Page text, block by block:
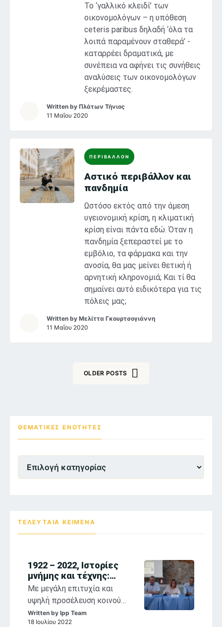
Το ‘γαλλικό κλειδί’ των
οικονομολόγων – η υπόθεση
ceteris paribus δηλαδή ‘όλα τα
λοιπά παραμένουν σταθερά’ -
καταρρέει δραματικά, με
συνέπεια να αφήνει τις συνήθεις
αναλύσεις των οικονομολόγων
ξεκρέμαστες.
Written by Πλάτων Τήνιος
11 Μαΐου 2020
ΠΕΡΙΒΑΛΛΟΝ
Αστικό περιβάλλον και
πανδημία
Ωστόσο εκτός από την άμεση
υγειονομική κρίση, η κλιματική
κρίση είναι πάντα εδώ. Όταν η
πανδημία ξεπεραστεί με το
εμβόλιο, τα φάρμακα και την
ανοσία, θα μας μείνει θετική ή
αρνητική κληρονομιά; Και τί θα
σημαίνει αυτό ειδικότερα για τις
πόλεις μας;
Written by Μελίττα Γκουρτσογιάννη
11 Μαΐου 2020
OLDER POSTS
ΘΕΜΑΤΙΚΕΣ ΕΝΌΤΗΤΕΣ
Ενότητες
ΤΕΛΕΥΤΑΙΑ ΚΕΙΜΕΝΑ
1922 – 2022, Ιστορίες
μνήμης και τέχνης:
αναστοχασμοί στη
θρησκευτική ζωγραφική
των Παπαλουκά,
Κόντογλου, Βασιλείου
Με μεγάλη επιτυχία και
υψηλή προσέλευση κοινού
συνεχίζονται η έκθεση
«1922-2022, Σ. Παπαλουκάς,
Written by Ipp Team
18 Ιουλίου 2022